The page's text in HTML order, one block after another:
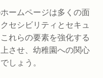
ームページは多くの面
セシビリティとセキュ
れらの要素を強化する
させ、幼稚園への関心
しょう。